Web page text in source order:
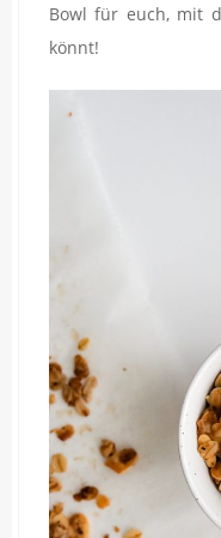
Bowl für euch, mit
könnt!